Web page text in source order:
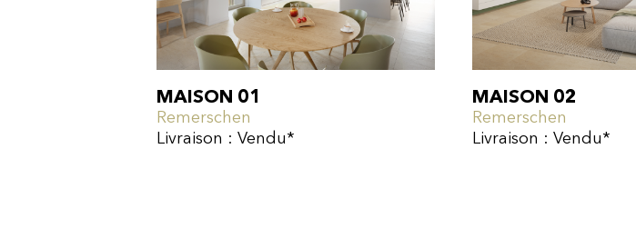
MAISON 01
Remerschen
Livraison : Vendu*
MAISON 02
Remerschen
Livraison : Vendu*